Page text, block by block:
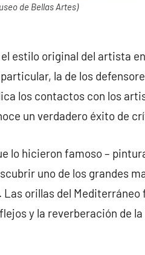
de Bellas Artes)
estilo original del artista
la de los
los contactos con los
un verdadero éxito de
lo hicieron famoso –
uno de los grandes
orillas del Mediterráneo
y la reverberación de la